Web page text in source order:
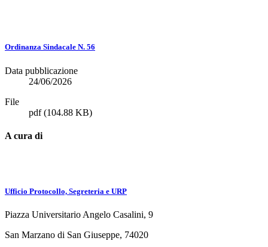
Ordinanza Sindacale N. 56
Data pubblicazione
24/06/2026
File
pdf(104.88 KB)
A cura di
Ufficio Protocollo, Segreteria e URP
Piazza Universitario Angelo Casalini, 9
San Marzano di San Giuseppe, 74020